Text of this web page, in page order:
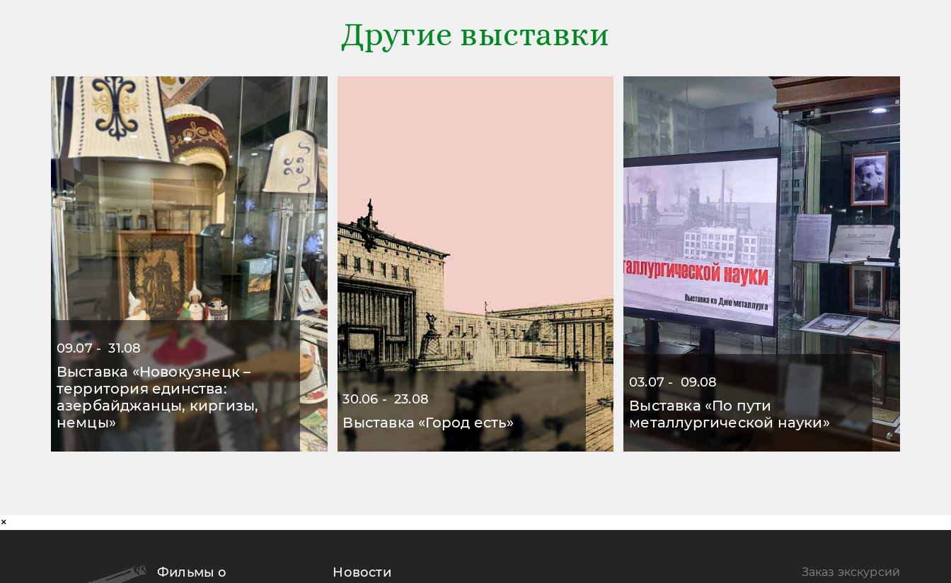
Другие выставки
09.07 - 31.08
Выставка «Новокузнецк –
территория единства:
азербайджанцы, киргизы,
немцы»
30.06 - 23.08
Выставка «Город есть»
03.07 - 09.08
Выставка «По пути
металлургической науки»
×
Фильмы о
Новости Заказ экскурсий